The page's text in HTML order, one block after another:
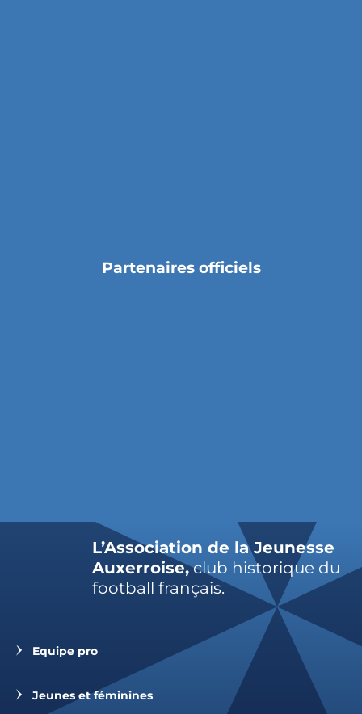
Partenaires officiels
L’Association de la Jeunesse
Auxerroise,club historique du
football français.
Equipe pro
Jeunes et féminines